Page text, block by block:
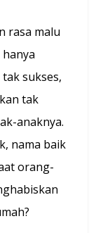
rasa malu
sukses,
tak
anaknya.
nama baik
orang-